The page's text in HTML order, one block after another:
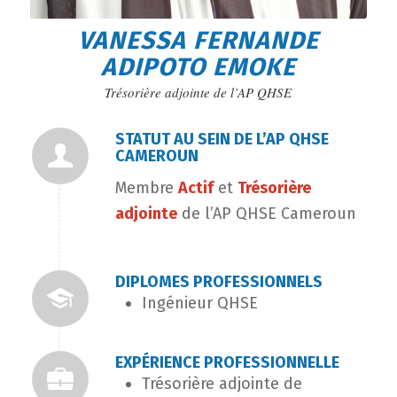
VANESSA FERNANDE
ADIPOTO EMOKE
Trésorière adjointe de l’AP QHSE
STATUT AU SEIN DE L’AP QHSE
CAMEROUN
Membre Actifet Trésorière
adjointede l’AP QHSE Cameroun
DIPLOMES PROFESSIONNELS
Ingénieur QHSE
EXPÉRIENCE PROFESSIONNELLE
Trésorière adjointe de